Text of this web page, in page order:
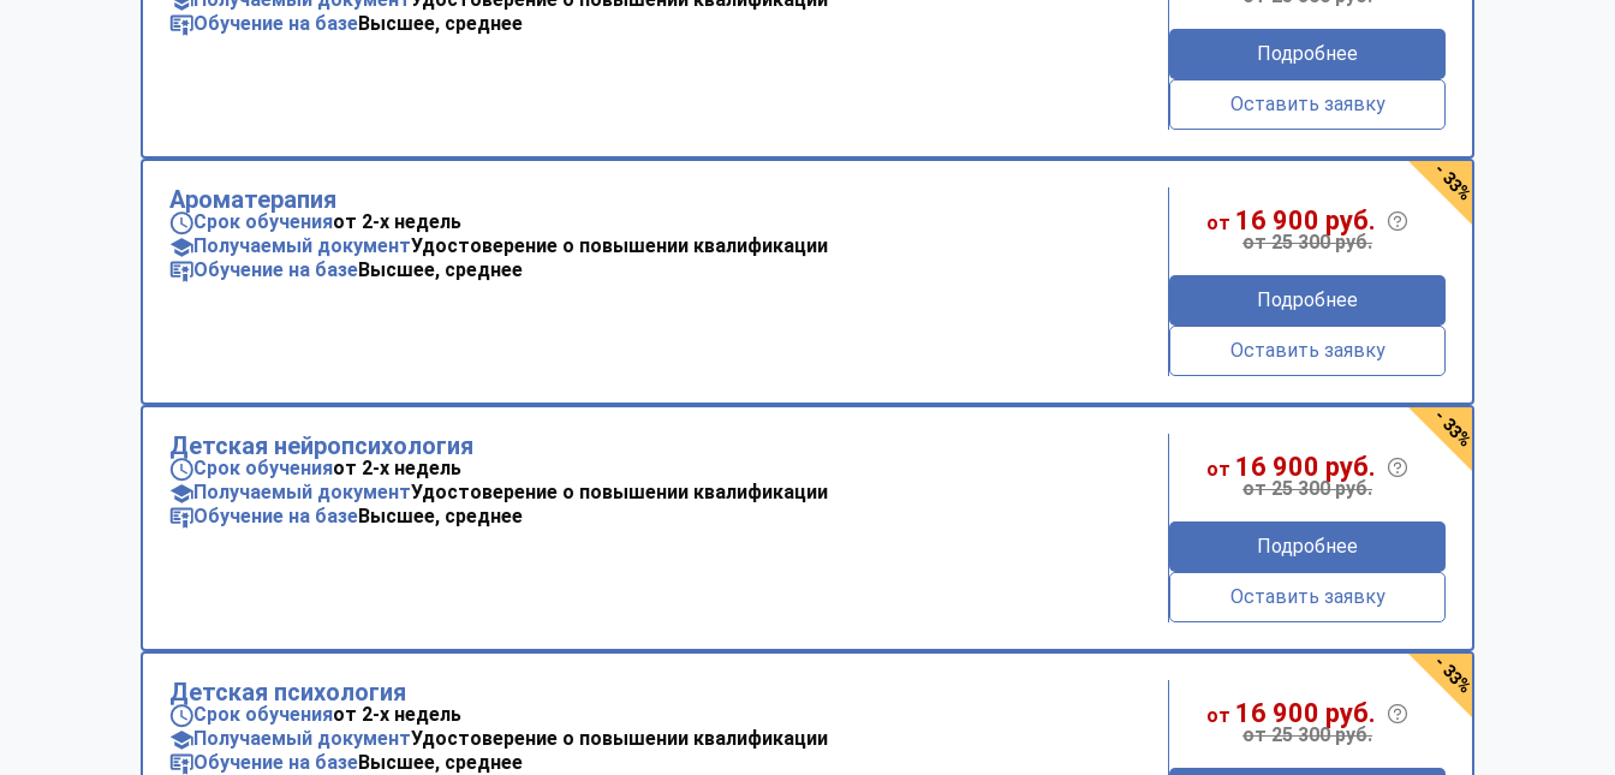
Обучение на базеВысшее, среднее
Подробнее
Оставить заявку
Ароматерапия
Срок обученияот 2-х недель
Получаемый документУдостоверение о повышении квалификации
Обучение на базеВысшее, среднее
от 16 900 руб.
от 25 300 руб.
Подробнее
Оставить заявку
- 33%
Детская нейропсихология
Срок обученияот 2-х недель
Получаемый документУдостоверение о повышении квалификации
Обучение на базеВысшее, среднее
от 16 900 руб.
от 25 300 руб.
Подробнее
Оставить заявку
- 33%
Детская психология
Срок обученияот 2-х недель
Получаемый документУдостоверение о повышении квалификации
Обучение на базеВысшее, среднее
от 16 900 руб.
от 25 300 руб.
- 33%